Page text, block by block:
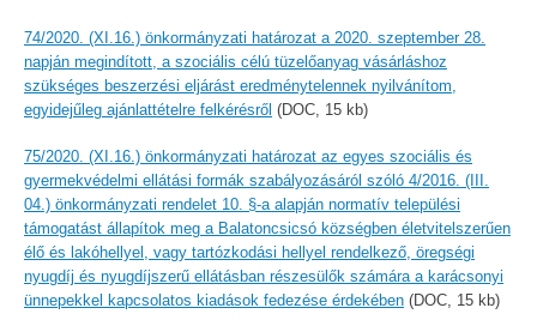
74/2020. (XI.16.) önkormányzati határozat a 2020. szeptember 28.
napján megindított, a szociális célú tüzelőanyag vásárláshoz
szükséges beszerzési eljárást eredménytelennek nyilvánítom,
egyidejűleg ajánlattételre felkérésről (DOC, 15 kb)
75/2020. (XI.16.) önkormányzati határozat az egyes szociális és
gyermekvédelmi ellátási formák szabályozásáról szóló 4/2016. (III.
04.) önkormányzati rendelet 10. §-a alapján normatív települési
támogatást állapítok meg a Balatoncsicsó községben életvitelszerűen
élő és lakóhellyel, vagy tartózkodási hellyel rendelkező, öregségi
nyugdíj és nyugdíjszerű ellátásban részesülők számára a karácsonyi
ünnepekkel kapcsolatos kiadások fedezése érdekében (DOC, 15 kb)